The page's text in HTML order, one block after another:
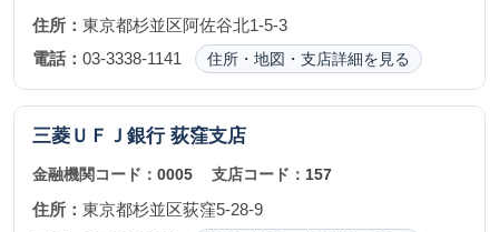
住所： 東京都杉並区阿佐谷北1-5-3
電話： 03-3338-1141 住所・地図・支店詳細を見る
三菱ＵＦＪ銀行 荻窪支店
金融機関コード： 0005 支店コード： 157
住所： 東京都杉並区荻窪5-28-9